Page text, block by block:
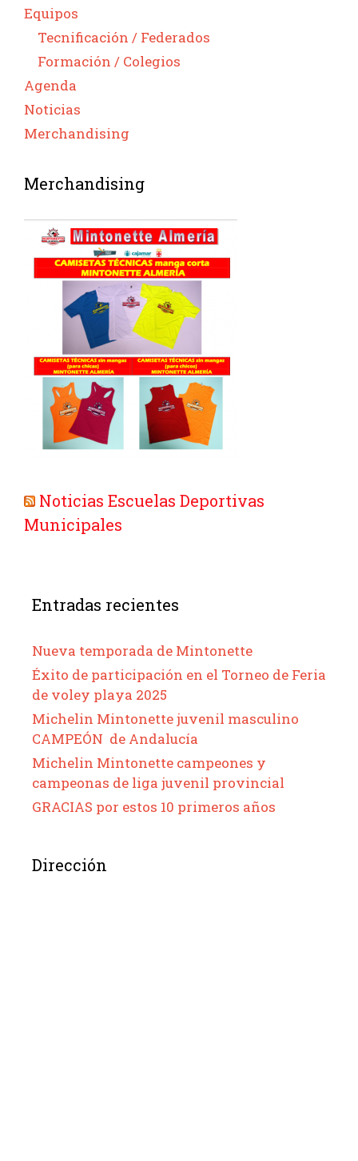
Equipos
Tecnificación / Federados
Formación / Colegios
Agenda
Noticias
Merchandising
Merchandising
Noticias Escuelas Deportivas
Municipales
Entradas recientes
Nueva temporada de Mintonette
Éxito de participación en el Torneo de Feria
de voley playa 2025
Michelin Mintonette juvenil masculino
CAMPEÓN de Andalucía
Michelin Mintonette campeones y
campeonas de liga juvenil provincial
GRACIAS por estos 10 primeros años
Dirección